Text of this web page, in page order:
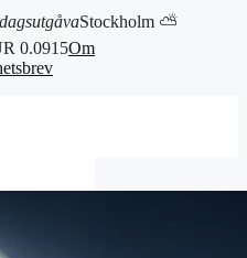
Stockholm ⛅
0.0915Om